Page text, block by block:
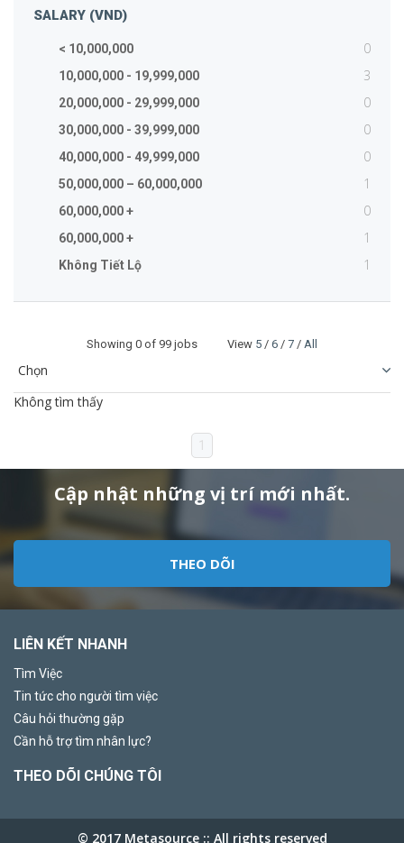
SALARY (VND)
< 10,000,000 0
10,000,000 - 19,999,000 3
20,000,000 - 29,999,000 0
30,000,000 - 39,999,000 0
40,000,000 - 49,999,000 0
50,000,000 – 60,000,000 1
60,000,000 + 0
60,000,000 + 1
Không Tiết Lộ 1
Showing 0 of 99 jobs View 5 / 6 / 7 / All
Không tìm thấy
1
Cập nhật những vị trí mới nhất.
THEO DÕI
LIÊN KẾT NHANH
Tìm Việc
Tin tức cho người tìm việc
Câu hỏi thường gặp
Cần hỗ trợ tìm nhân lực?
THEO DÕI CHÚNG TÔI
© 2017 Metasource :: All rights reserved